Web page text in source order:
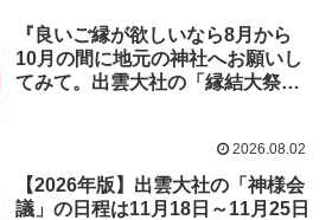
『良いご縁が欲しいなら8月から
10月の間に地元の神社へお願いし
てみて。出雲大社の「縁結大祭」
2026.08.02
【2026年版】出雲大社の「神様会
議」の日程は11月18日～11月25日